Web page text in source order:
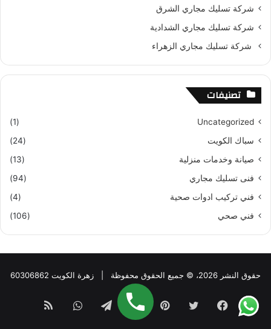
شركة تسليك مجاري الشرق
شركة تسليك مجاري الشدادية
شركة تسليك مجاري الزهراء
تصنيفات
Uncategorized
(1)
سباك الكويت
(24)
صيانة وخدمات منزلية
(13)
فنى تسليك مجاري
(94)
فني تركيب ادوات صحية
(4)
فني صحي
(106)
حقوق النشر 2026، © جميع الحقوق محفوظة | زهرة الكويت 60306862
فيسبوك تويتر بينتيريستيوتيوبتيلقرامواتسابملخص